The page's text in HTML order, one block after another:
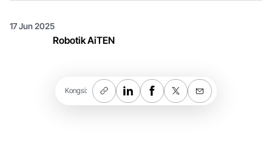
17 Jun 2025
Robotik AiTEN
Kongsi: